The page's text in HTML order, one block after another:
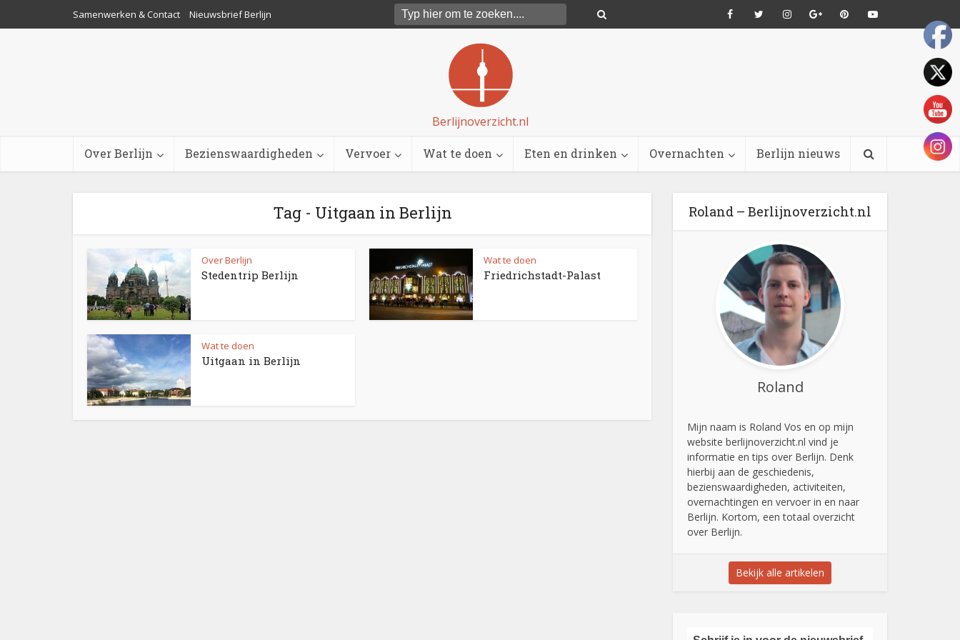
Samenwerken & Contact Nieuwsbrief Berlijn
Berlijnoverzicht.nl
Over Berlijn Bezienswaardigheden Vervoer Wat te doen Eten en drinken Overnachten Berlijn nieuws
Tag - Uitgaan in Berlijn
Over Berlijn
Stedentrip Berlijn
Wat te doen
Friedrichstadt-Palast
Wat te doen
Uitgaan in Berlijn
Roland – Berlijnoverzicht.nl
Roland
Mijn naam is Roland Vos en op mijn
website berlijnoverzicht.nl vind je
informatie en tips over Berlijn. Denk
hierbij aan de geschiedenis,
bezienswaardigheden, activiteiten,
overnachtingen en vervoer in en naar
Berlijn. Kortom, een totaal overzicht
over Berlijn.
Bekijk alle artikelen